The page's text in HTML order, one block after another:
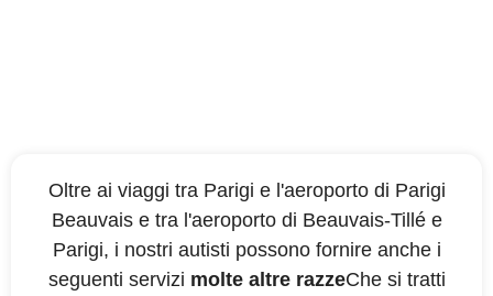
Oltre ai viaggi tra Parigi e l'aeroporto di Parigi
Beauvais e tra l'aeroporto di Beauvais-Tillé e
Parigi, i nostri autisti possono fornire anche i
seguenti servizi molte altre razzeChe si tratti